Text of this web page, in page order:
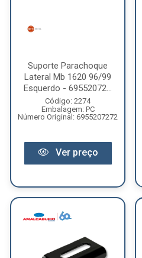
Suporte Parachoque
Lateral Mb 1620 96/99
Esquerdo - 69552072...
Código: 2274
Embalagem: PC
Número Original: 6955207272
Ver preço